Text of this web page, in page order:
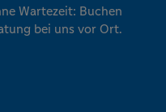
Wartezeit: Buchen
bei uns vor Ort.